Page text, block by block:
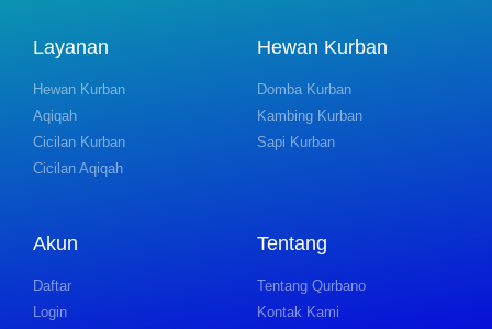
Layanan
Hewan Kurban
Aqiqah
Cicilan Kurban
Cicilan Aqiqah
Hewan Kurban
Domba Kurban
Kambing Kurban
Sapi Kurban
Akun
Daftar
Login
Tentang
Tentang Qurbano
Kontak Kami